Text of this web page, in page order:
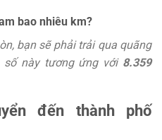
bao nhiêu km?
bạn sẽ phải trải qua quãng
số này tương ứng với 8.359
đến thành phố